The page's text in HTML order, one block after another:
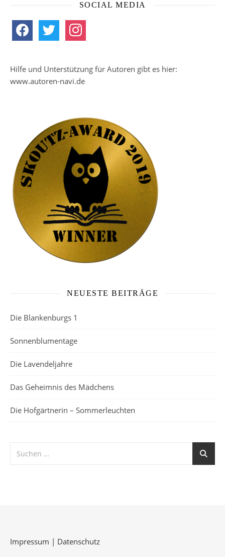
SOCIAL MEDIA
facebook twitter instagram
Hilfe und Unterstützung für Autoren gibt es hier:
www.autoren-navi.de
NEUESTE BEITRÄGE
Die Blankenburgs 1
Sonnenblumentage
Die Lavendeljahre
Das Geheimnis des Mädchens
Die Hofgärtnerin – Sommerleuchten
Impressum | Datenschutz